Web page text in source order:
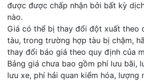
được được chấp nhận bởi bất kỳ
nào.
Giá có thể bị thay đổi đột xuất theo
tàu, trong trường hợp tàu bị chậm,
thay đổi báo giá theo quy định của
Bảng giá chưa bao gồm phí lưu bãi,
lưu xe, phí hải quan kiểm hóa, lượng